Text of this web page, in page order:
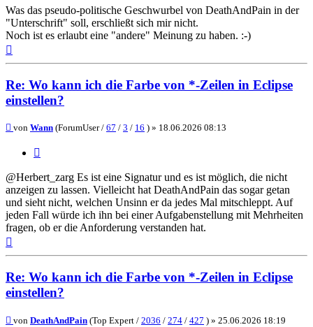
Was das pseudo-politische Geschwurbel von DeathAndPain in der
"Unterschrift" soll, erschließt sich mir nicht.
Noch ist es erlaubt eine "andere" Meinung zu haben. :-)
Re: Wo kann ich die Farbe von *-Zeilen in Eclipse
einstellen?
Beitrag
von Wann (ForumUser / 67 / 3 / 16 ) » 18.06.2026 08:13
@Herbert_zarg Es ist eine Signatur und es ist möglich, die nicht
anzeigen zu lassen. Vielleicht hat DeathAndPain das sogar getan
und sieht nicht, welchen Unsinn er da jedes Mal mitschleppt. Auf
jeden Fall würde ich ihn bei einer Aufgabenstellung mit Mehrheiten
fragen, ob er die Anforderung verstanden hat.
Re: Wo kann ich die Farbe von *-Zeilen in Eclipse
einstellen?
Beitrag
von DeathAndPain (Top Expert / 2036 / 274 / 427 ) » 25.06.2026 18:19